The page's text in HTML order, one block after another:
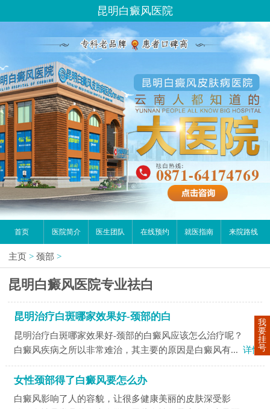
昆明白癜风医院
首页 医院简介 医生团队 在线预约 就医指南 来院路线
主页 > 颈部 >
昆明白癜风医院专业祛白
昆明治疗白斑哪家效果好-颈部的白
昆明治疗白斑哪家效果好-颈部的白癜风应该怎么治疗呢？
白癜风疾病之所以非常难治，其主要的原因是白癜风有... 详情
女性颈部得了白癜风要怎么办
白癜风影响了人的容貌，让很多健康美丽的皮肤深受影
我
要
挂
号